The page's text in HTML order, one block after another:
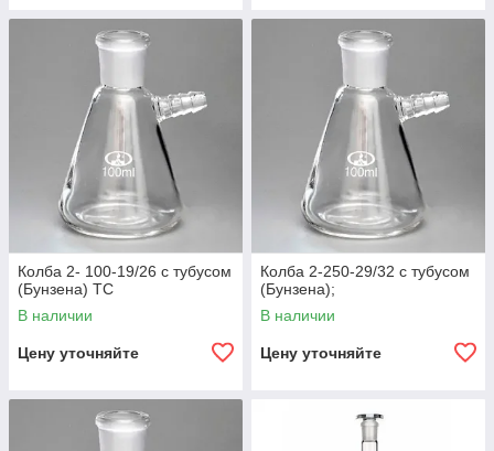
Колба 2- 100-19/26 с тубусом
(Бунзена) ТС
В наличии
Цену уточняйте
Колба 2-250-29/32 с тубусом
(Бунзена);
В наличии
Цену уточняйте